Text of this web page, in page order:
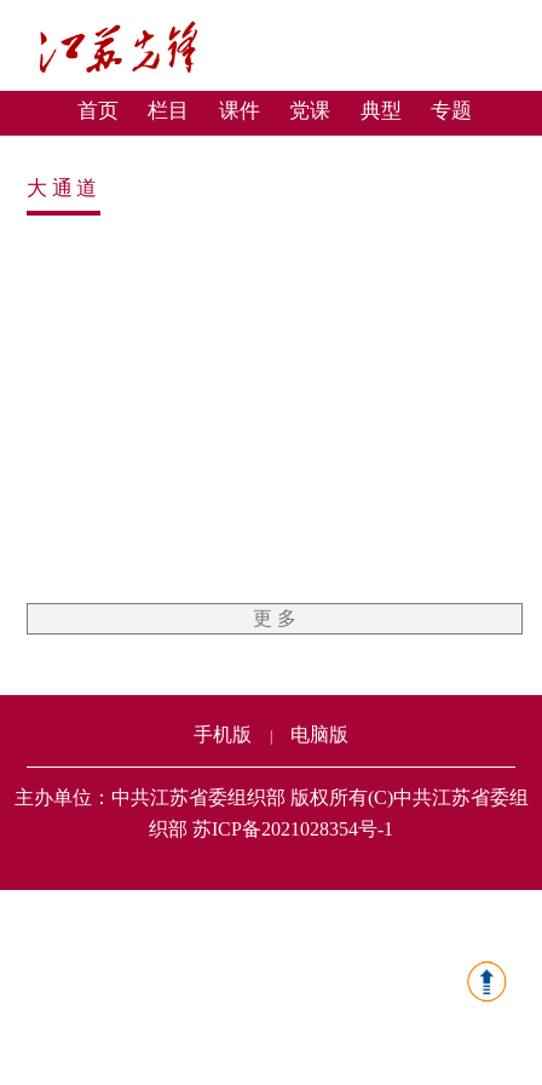
首页 栏目 课件 党课 典型 专题
大通道
更 多
手机版 电脑版
主办单位：中共江苏省委组织部 版权所有(C)中共江苏省委组
织部 苏ICP备2021028354号-1